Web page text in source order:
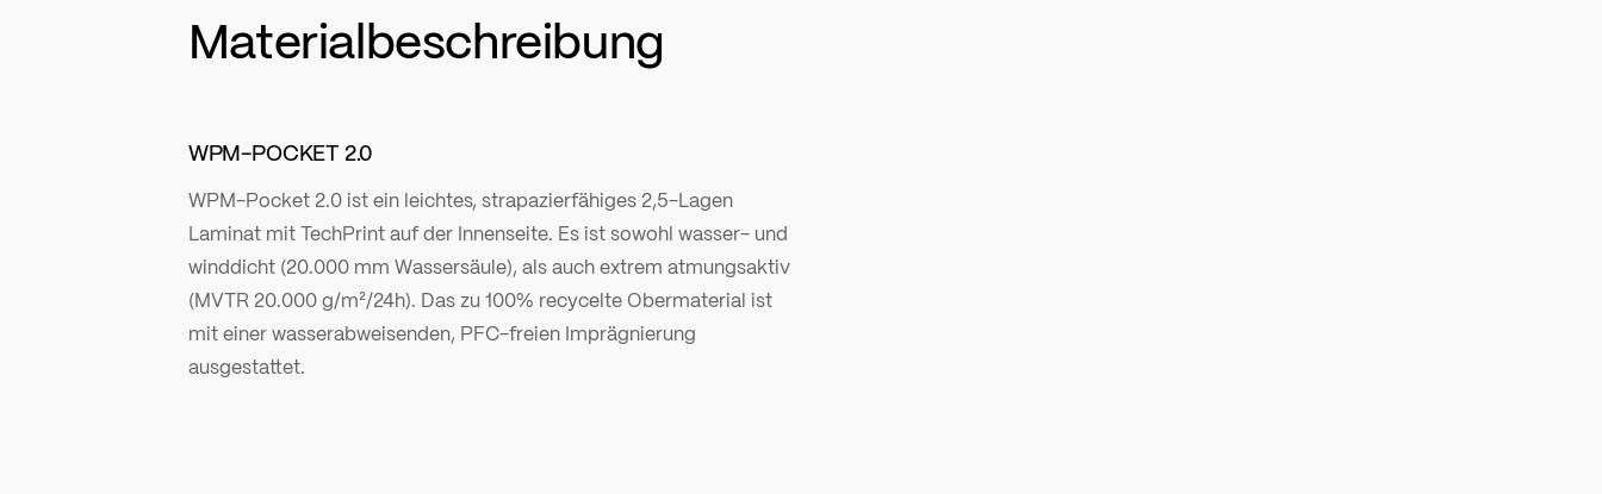
Materialbeschreibung
WPM-POCKET 2.0
WPM-Pocket 2.0 ist ein leichtes, strapazierfähiges 2,5-Lagen
Laminat mit TechPrint auf der Innenseite. Es ist sowohl wasser- und
winddicht (20.000 mm Wassersäule), als auch extrem atmungsaktiv
(MVTR 20.000 g/m²/24h). Das zu 100% recycelte Obermaterial ist
mit einer wasserabweisenden, PFC-freien Imprägnierung
ausgestattet.